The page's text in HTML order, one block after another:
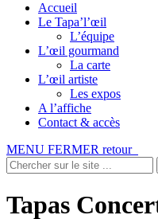
Accueil
Le Tapa’l’œil
L’équipe
L’œil gourmand
La carte
L’œil artiste
Les expos
A l’affiche
Contact & accès
MENU FERMER retour
Tapas